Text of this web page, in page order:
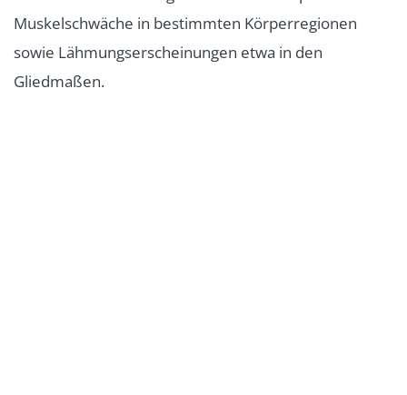
Muskelschwäche in bestimmten Körperregionen
sowie Lähmungserscheinungen etwa in den
Gliedmaßen.